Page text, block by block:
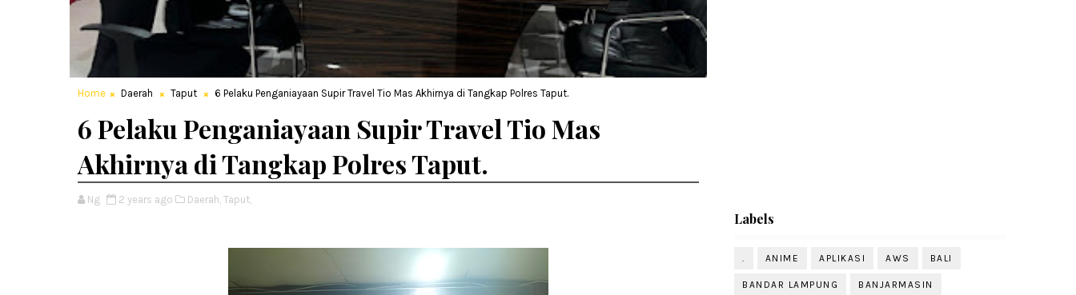
Home Daerah Taput 6 Pelaku Penganiayaan Supir Travel Tio Mas Akhirnya di Tangkap Polres Taput.
6 Pelaku Penganiayaan Supir Travel Tio Mas
Akhirnya di Tangkap Polres Taput.
Ng 2 years ago Daerah, Taput,
Labels
. ANIME APLIKASI AWS BALI
BANDAR LAMPUNG BANJARMASIN